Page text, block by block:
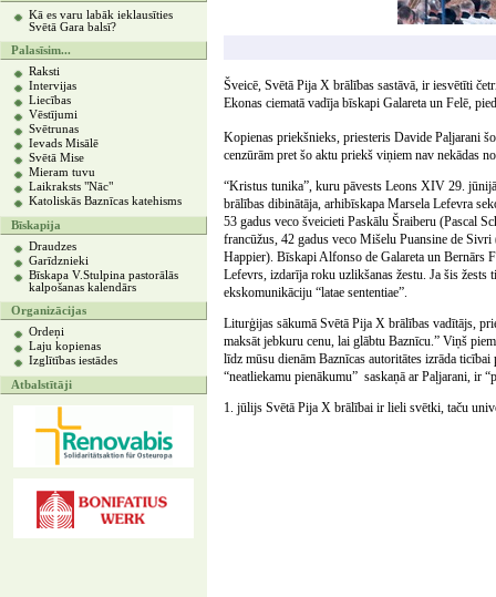
Kā es varu labāk ieklausīties
Svētā Gara balsī?
Palasīsim...
Raksti
Intervijas
Liecības
Vēstījumi
Svētrunas
Ievads Misālē
Svētā Mise
Mieram tuvu
Laikraksts "Nāc"
Katoliskās Baznīcas katehisms
Bīskapija
Draudzes
Garīdznieki
Bīskapa V.Stulpina pastorālās
kalpošanas kalendārs
Organizācijas
Ordeņi
Laju kopienas
Izglītības iestādes
Atbalstītāji
Šveicē, Svētā Pija X brālības sastāvā, ir iesvētīti
Ekonas ciematā vadīja bīskapi Galareta un Felē,
Kopienas priekšnieks, priesteris Davide Paļjarani
cenzūrām pret šo aktu priekš viņiem nav nekādas
“Kristus tunika”, kuru pāvests Leons XIV 29.
brālības dibinātāja, arhibīskapa Marsela Lefevra
53 gadus veco šveicieti Paskālu Šraiberu (Pascal
francūžus, 42 gadus veco Mišelu Puansine de
Happier). Bīskapi Alfonso de Galareta un Bernārs
Lefevrs, izdarīja roku uzlikšanas žestu. Ja šis žests
ekskomunikāciju “latae sententiae”.
Liturģijas sākumā Svētā Pija X brālības vadītājs,
maksāt jebkuru cenu, lai glābtu Baznīcu.” Viņš
līdz mūsu dienām Baznīcas autoritātes izrāda
“neatliekamu pienākumu” saskaņā ar Paļjarani, ir
1. jūlijs Svētā Pija X brālībai ir lieli svētki, taču